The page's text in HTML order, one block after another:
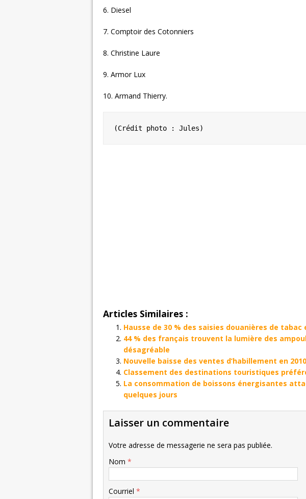
6. Diesel
7. Comptoir des Cotonniers
8. Christine Laure
9. Armor Lux
10. Armand Thierry.
(Crédit photo : Jules)
Articles Similaires :
Hausse de 30 % des saisies douanières de tabac
44 % des français trouvent la lumière des
désagréable
Nouvelle baisse des ventes d’habillement en 2010
Classement des destinations touristiques
La consommation de boissons énergisantes
quelques jours
Laisser un commentaire
Votre adresse de messagerie ne sera pas publiée.
Nom *
Courriel *